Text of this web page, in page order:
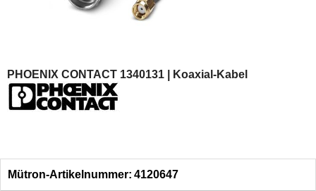
PHOENIX CONTACT 1340131 | Koaxial-Kabel
Mütron-Artikelnummer: 4120647